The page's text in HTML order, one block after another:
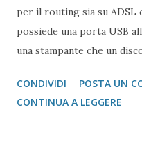
per il routing sia su
possiede una porta USB
una stampante che un
( clicca qui per scaricare il
passo nell'installare le
CONDIVIDI
POSTA UN
CONTINUA A LEGGERE